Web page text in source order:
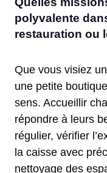
polyvalente
restauration ou
Que vous visiez
une petite
sens. Accueillir
répondre à leurs
régulier, vérifier
la caisse avec
nettoyage des